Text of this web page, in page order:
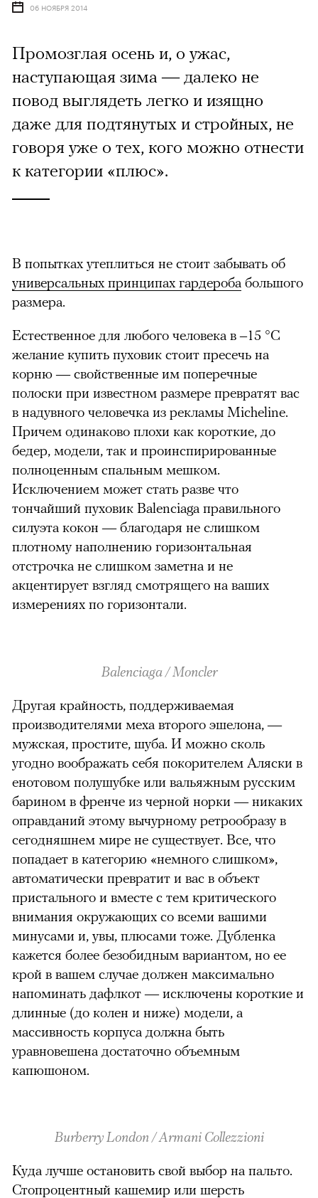
06 НОЯБРЯ 2014
Промозглая осень и, о ужас,
наступающая зима — далеко не
повод выглядеть легко и изящно
даже для подтянутых и стройных, не
говоря уже о тех, кого можно отнести
к категории «плюс».
В попытках утеплиться не стоит забывать об
универсальных принципах гардероба большого
размера.
Естественное для любого человека в –15 °С
желание купить пуховик стоит пресечь на
корню — свойственные им поперечные
полоски при известном размере превратят вас
в надувного человечка из рекламы Micheline.
Причем одинаково плохи как короткие, до
бедер, модели, так и проинспирированные
полноценным спальным мешком.
Исключением может стать разве что
тончайший пуховик Balenciaga правильного
силуэта кокон — благодаря не слишком
плотному наполнению горизонтальная
отстрочка не слишком заметна и не
акцентирует взгляд смотрящего на ваших
измерениях по горизонтали.
Balenciaga / Moncler
Другая крайность, поддерживаемая
производителями меха второго эшелона, —
мужская, простите, шуба. И можно сколь
угодно воображать себя покорителем Аляски в
енотовом полушубке или вальяжным русским
барином в френче из черной норки — никаких
оправданий этому вычурному ретрообразу в
сегодняшнем мире не существует. Все, что
попадает в категорию «немного слишком»,
автоматически превратит и вас в объект
пристального и вместе с тем критического
внимания окружающих со всеми вашими
минусами и, увы, плюсами тоже. Дубленка
кажется более безобидным вариантом, но ее
крой в вашем случае должен максимально
напоминать дафлкот — исключены короткие и
длинные (до колен и ниже) модели, а
массивность корпуса должна быть
уравновешена достаточно объемным
капюшоном.
Burberry London / Armani Collezzioni
Куда лучше остановить свой выбор на пальто.
Стопроцентный кашемир или шерсть